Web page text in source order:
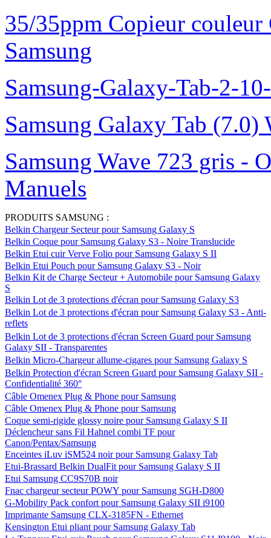
35/35ppm Copieur
Samsung
Samsung-Galaxy-Tab-2-
Samsung Galaxy Tab
Samsung Wave 723 gris -
Manuels
PRODUITS SAMSUNG :
Belkin Chargeur Secteur pour Samsung Galaxy S
Belkin Coque pour Samsung Galaxy S3 - Noire Translucide
Belkin Etui cuir Verve Folio pour Samsung Galaxy S II
Belkin Etui Pouch pour Samsung Galaxy S3 - Noir
Belkin Kit de Charge Secteur + Automobile pour Samsung Galaxy
S
Belkin Lot de 3 protections d'écran pour Samsung Galaxy S3
Belkin Lot de 3 protections d'écran pour Samsung Galaxy S3 - Anti-
reflets
Belkin Lot de 3 protections d'écran Screen Guard pour Samsung
Galaxy SII - Transparentes
Belkin Micro-Chargeur allume-cigares pour Samsung Galaxy S
Belkin Protection d'écran Screen Guard pour Samsung Galaxy SII -
Confidentialité 360°
Câble Omenex Plug & Phone pour Samsung
Câble Omenex Plug & Phone pour Samsung
Coque semi-rigide glossy noire pour Samsung Galaxy S II
Déclencheur sans Fil Hahnel combi TF pour
Canon/Pentax/Samsung
Enceintes iLuv iSM524 noir pour Samsung Galaxy Tab
Etui-Brassard Belkin DualFit pour Samsung Galaxy S II
Etui Samsung CC9S70B noir
Fnac chargeur secteur POWY pour Samsung SGH-D800
G-Mobility Pack confort pour Samsung Galaxy SII i9100
Imprimante Samsung CLX-3185FN - Ethernet
Kensington Etui pliant pour Samsung Galaxy Tab